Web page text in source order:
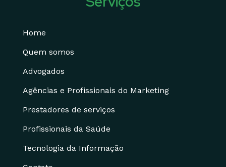
Home
Quem somos
Advogados
Agências e Profissionais do Marketing
Prestadores de serviços
Profissionais da Saúde
Tecnologia da Informação